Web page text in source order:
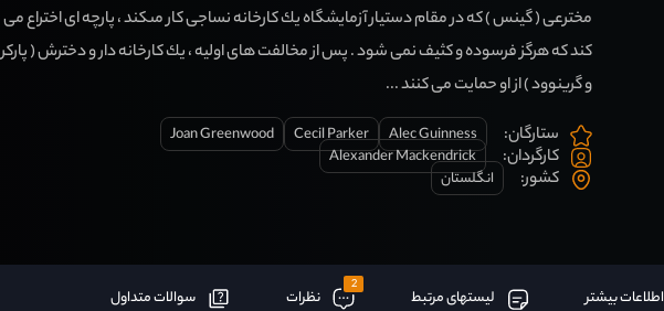
مخترعى ( گینس ) كه در مقام دستیار آزمایشگاه یك كارخانه نساجى كار مى‏كند ، پارچه‏ اى اختراع مى‏
كند كه هرگز فرسوده و كثیف نمى‏ شود . پس از مخالفت‏ هاى اولیه ، یك كارخانه ‏دار و دخترش ( پاركر
و گرین‏وود ) از او حمایت مى‏ كنند ...
ستارگان:
Alec Guinness
Cecil Parker
Joan Greenwood
کارگردان: Alexander Mackendrick
کشور: انگلستان
اطلاعات بیشتر لیستهای مرتبط
2
نظرات سوالات متداول